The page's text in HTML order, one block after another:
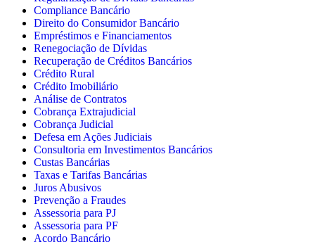
Compliance Bancário
Direito do Consumidor Bancário
Empréstimos e Financiamentos
Renegociação de Dívidas
Recuperação de Créditos Bancários
Crédito Rural
Crédito Imobiliário
Análise de Contratos
Cobrança Extrajudicial
Cobrança Judicial
Defesa em Ações Judiciais
Consultoria em Investimentos Bancários
Custas Bancárias
Taxas e Tarifas Bancárias
Juros Abusivos
Prevenção a Fraudes
Assessoria para PJ
Assessoria para PF
Acordo Bancário